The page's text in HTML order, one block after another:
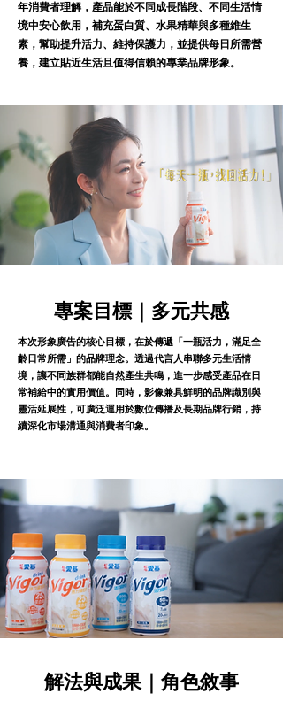
年消費者理解，產品能於不同成長階段、不同生活情
境中安心飲用，補充蛋白質、水果精華與多種維生
素，幫助提升活力、維持保護力，並提供每日所需營
養，建立貼近生活且值得信賴的專業品牌形象。
專案目標｜多元共感
本次形象廣告的核心目標，在於傳遞「一瓶活力，滿足全
齡日常所需」的品牌理念。透過代言人串聯多元生活情
境，讓不同族群都能自然產生共鳴，進一步感受產品在日
常補給中的實用價值。同時，影像兼具鮮明的品牌識別與
靈活延展性，可廣泛運用於數位傳播及長期品牌行銷，持
續深化市場溝通與消費者印象。
解法與成果｜角色敘事